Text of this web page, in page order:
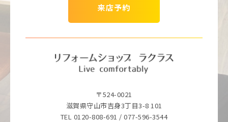
来店予約
〒524-0021
滋賀県守山市吉身3丁目3-8 101
TEL 0120-808-691 / 077-596-3544